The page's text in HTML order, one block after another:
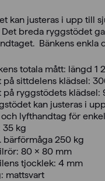
kan justeras i upp till
Det breda ryggstödet
Bänkens enkla
totala mått: längd
på sittdelens klädsel:
på ryggstödets
kan justeras i
och lyfthandtag för
35 kg
bärförmåga 250 kg
80 x 80 mm
tjocklek: 4 mm
mattsvart